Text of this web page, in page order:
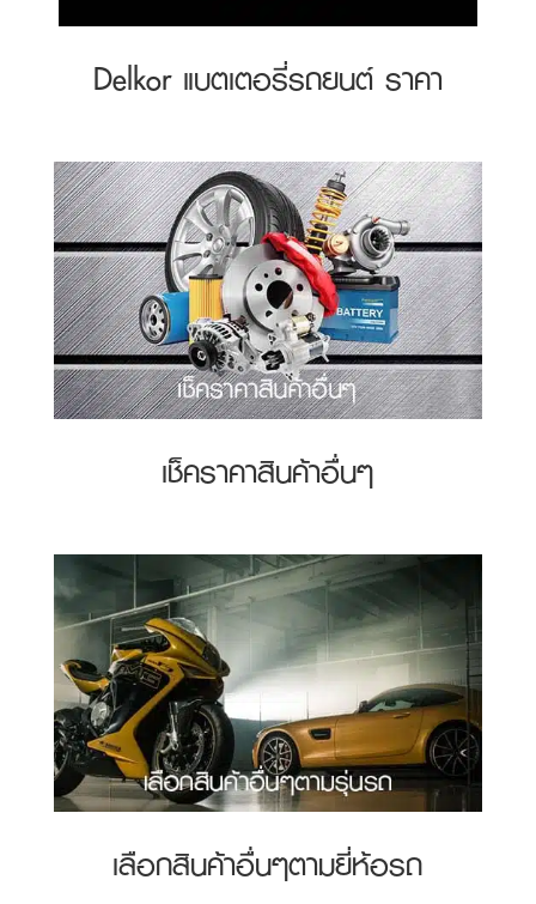
Delkor แบตเตอรี่รถยนต์ ราคา
เช็คราคาสินค้าอื่นๆ
เลือกสินค้าอื่นๆตามยี่ห้อรถ